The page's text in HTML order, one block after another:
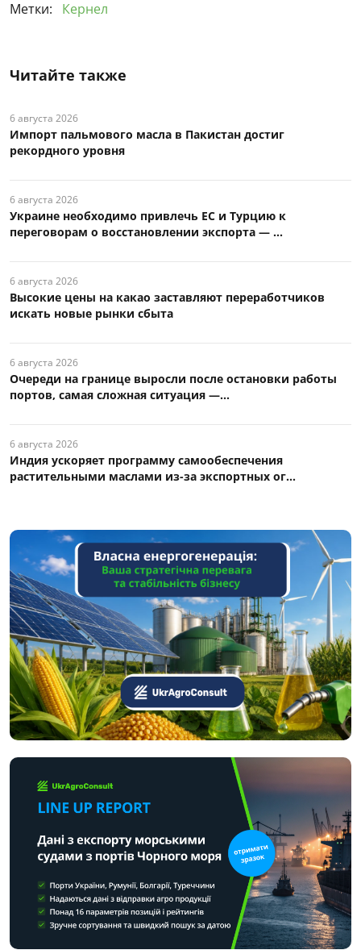
Метки: Кернел
Читайте также
6 августа 2026
Импорт пальмового масла в Пакистан достиг
рекордного уровня
6 августа 2026
Украине необходимо привлечь ЕС и Турцию к
переговорам о восстановлении экспорта — ...
6 августа 2026
Высокие цены на какао заставляют переработчиков
искать новые рынки сбыта
6 августа 2026
Очереди на границе выросли после остановки работы
портов, самая сложная ситуация —...
6 августа 2026
Индия ускоряет программу самообеспечения
растительными маслами из-за экспортных ог...